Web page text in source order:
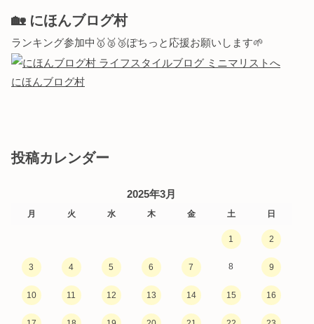
🏡 にほんブログ村
ランキング参加中🥇🥈🥉ぽちっと応援お願いします🌱
にほんブログ村
投稿カレンダー
2025年3月
月 火 水 木 金 土 日
1 2
3 4 5 6 7 8 9
10 11 12 13 14 15 16